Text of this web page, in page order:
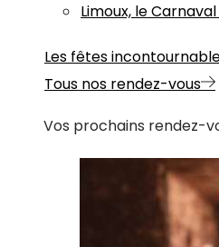
Limoux, le
Les fêtes
Tous nos rendez-vous
Vos prochains rendez-